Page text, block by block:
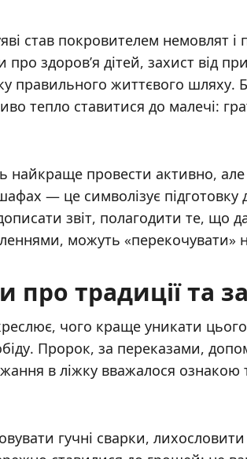
став покровителем немовлят
здоров’я дітей, захист від
правильного життєвого шляху.
тепло ставитися до малечі:
найкраще провести активно, але
— це символізує
звіт, полагодити те, що
можуть «перекочувати»
традиції та
чого краще уникати
Пророк, за переказами,
в ліжку вважалося
гучні сварки,